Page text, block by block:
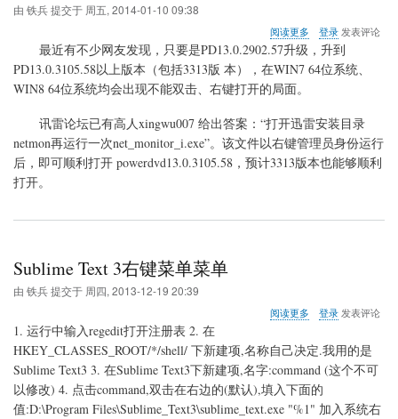
由 铁兵提交于 周五, 2014-01-10 09:38
阅读更多
关
于
级
后
无
法
登录发表评论
最近有不少网友发现，只要是PD13.0.2902.57升级，升到
PD13.0.3105.58以上版本（包括3313版 本），在WIN7 64位系统、
WIN8 64位系统均会出现不能双击、右键打开的局面。
讯雷论坛已有高人xingwu007 给出答案：“打开迅雷安装目录
netmon再运行一次net_monitor_i.exe”。该文件以右键管理员身份运行
后，即可顺利打开 powerdvd13.0.3105.58，预计3313版本也能够顺利
打开。
Sublime Text 3右键菜单菜单
由 铁兵提交于 周四, 2013-12-19 20:39
阅读更多
Sublime
Text
3
右
键
登录发表评论
1. 运行中输入regedit打开注册表 2. 在
HKEY_CLASSES_ROOT/*/shell/ 下新建项,名称自己决定.我用的是
Sublime Text3 3. 在Sublime Text3下新建项,名字:command (这个不可
以修改) 4. 点击command,双击在右边的(默认),填入下面的
值:D:\Program Files\Sublime_Text3\sublime_text.exe "%1" 加入系统右